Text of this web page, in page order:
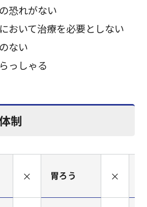
恐れがない
おいて治療を必要としない
ない
っしゃる
制
× 胃ろう ×